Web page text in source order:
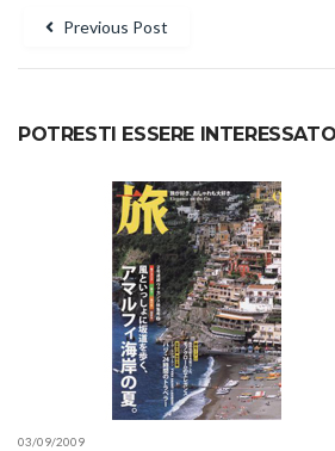
Navigazione
Previous Post
POTRESTI ESSERE
03/09/2009